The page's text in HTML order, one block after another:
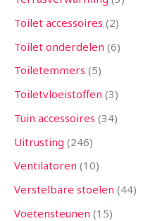
Toilet accessoires 2
Toilet onderdelen 6
Toiletemmers 5
Toiletvloeistoffen 3
Tuin accessoires 34
Uitrusting 246
Ventilatoren 10
Verstelbare stoelen 44
Voetensteunen 15